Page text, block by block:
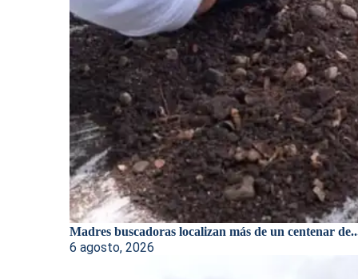
Madres buscadoras localizan más de un centenar
6 agosto, 2026